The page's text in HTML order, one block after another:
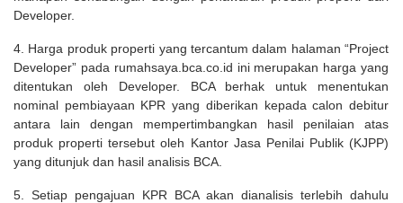
Developer.
4. Harga produk properti yang tercantum dalam halaman “Project
Developer” pada rumahsaya.bca.co.id ini merupakan harga yang
ditentukan oleh Developer. BCA berhak untuk menentukan
nominal pembiayaan KPR yang diberikan kepada calon debitur
antara lain dengan mempertimbangkan hasil penilaian atas
produk properti tersebut oleh Kantor Jasa Penilai Publik (KJPP)
yang ditunjuk dan hasil analisis BCA.
5. Setiap pengajuan KPR BCA akan dianalisis terlebih dahulu